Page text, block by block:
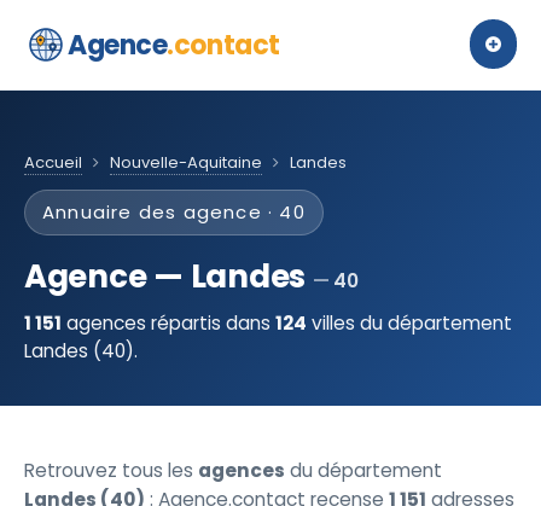
Agence.contact
Accueil Nouvelle-Aquitaine Landes
Annuaire des agence · 40
Agence — Landes
40
1 151 agences répartis dans 124 villes du département
Landes (40).
Retrouvez tous les agences du département
Landes (40) : Agence.contact recense 1 151 adresses